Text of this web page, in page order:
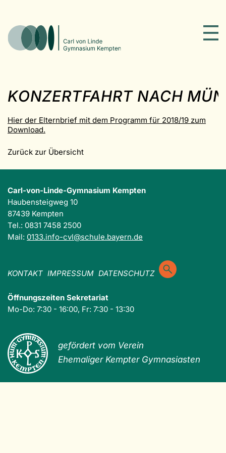
KONZERTFAHRT NACH
Hier der Elternbrief mit dem Programm für 2018/19 zum
Download.
Zurück zur Übersicht
Carl-von-Linde-Gymnasium Kempten
Haubensteigweg 10
87439 Kempten
Tel.: 0831 7458 2500
Mail: 0133.info-cvl@schule.bayern.de
KONTAKT IMPRESSUM DATENSCHUTZ
Öffnungszeiten Sekretariat
Mo-Do: 7:30 - 16:00, Fr: 7:30 - 13:30
gefördert vom Verein
Ehemaliger Kempter Gymnasiasten